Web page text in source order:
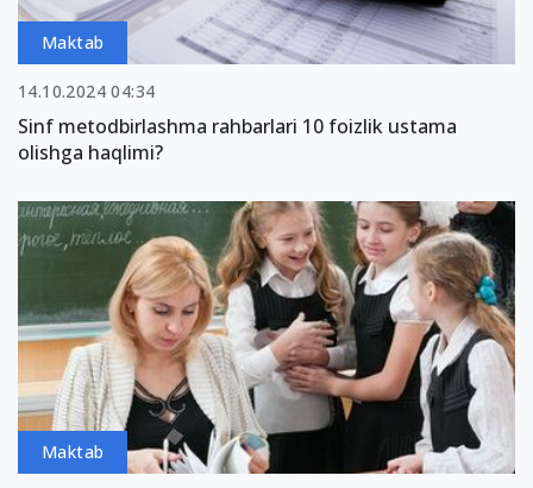
Maktab
14.10.2024 04:34
Sinf metodbirlashma rahbarlari 10 foizlik ustama
olishga haqlimi?
Maktab